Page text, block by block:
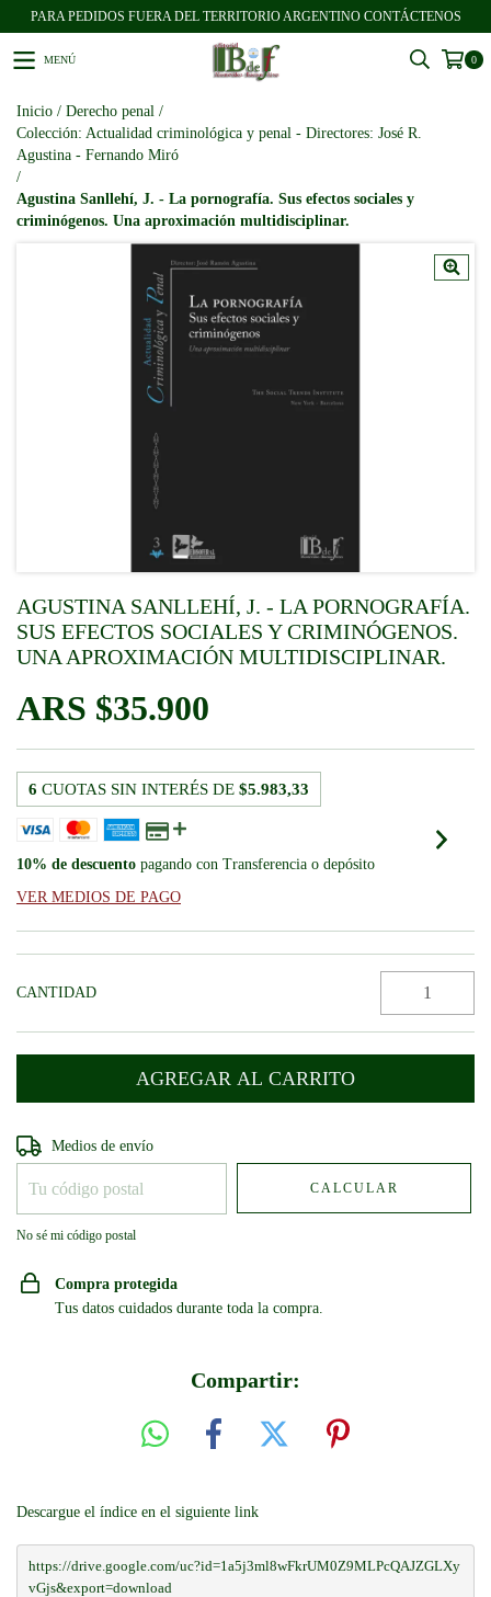
PARA PEDIDOS FUERA DEL TERRITORIO ARGENTINO CONTÁCTENOS
MENÚ 0
Inicio / Derecho penal /
Colección: Actualidad criminológica y penal - Directores: José R.
Agustina - Fernando Miró
/
Agustina Sanllehí, J. - La pornografía. Sus efectos sociales y
criminógenos. Una aproximación multidisciplinar.
AGUSTINA SANLLEHÍ, J. - LA PORNOGRAFÍA.
SUS EFECTOS SOCIALES Y CRIMINÓGENOS.
UNA APROXIMACIÓN MULTIDISCIPLINAR.
$35.900
6 CUOTAS SIN INTERÉS DE $5.983,33
10% de descuento pagando con Transferencia o depósito
VER MEDIOS DE PAGO
CANTIDAD
Entregas para el CP:
Medios de envío
CALCULAR
No sé mi código postal
Compra protegida
Tus datos cuidados durante toda la compra.
Compartir:
Descargue el índice en el siguiente link
https://drive.google.com/uc?id=1a5j3ml8wFkrUM0Z9MLPcQAJZGLXy
vGjs&export=download